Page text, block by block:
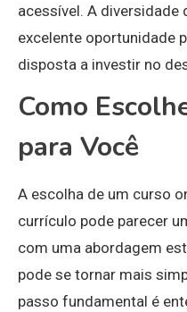
acessível. A diversidade
excelente oportunidade
disposta a investir no
Como
para Você
A escolha de um curso
currículo pode parecer
com uma abordagem
pode se tornar mais
passo fundamental é